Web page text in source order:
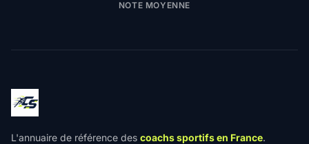
NOTE MOYENNE
L'annuaire de référence des coachs sportifs en France.